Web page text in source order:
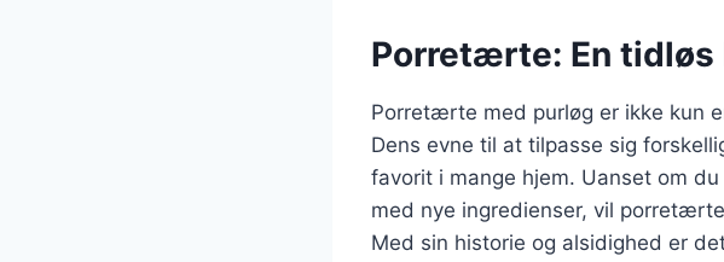
Porretærte: En
Porretærte med purløg er ikke kun
Dens evne til at tilpasse sig
favorit i mange hjem. Uanset om
med nye ingredienser, vil
Med sin historie og alsidighed er